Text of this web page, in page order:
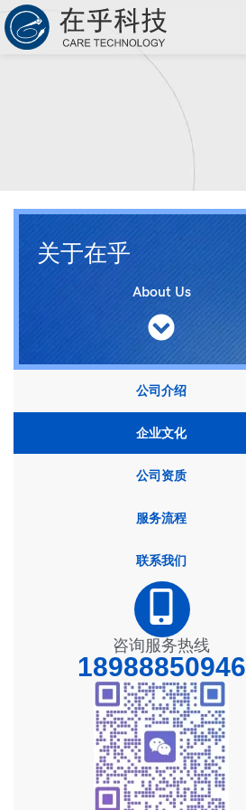
关于在乎
About Us
公司介绍
企业文化
公司资质
服务流程
联系我们
咨询服务热线
18988850946